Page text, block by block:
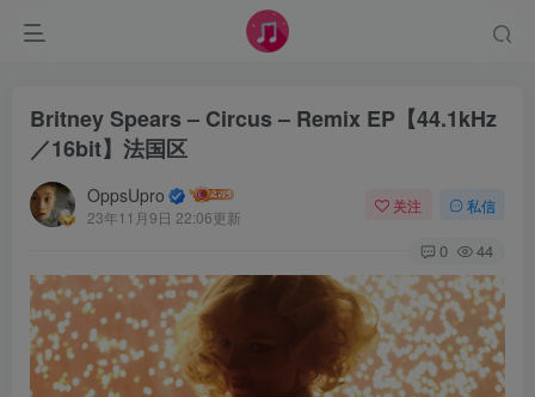
Britney Spears – Circus – Remix EP【44.1kHz
／16bit】法国区
OppsUpro
23年11月9日 22:06更新
关注 私信
0 44